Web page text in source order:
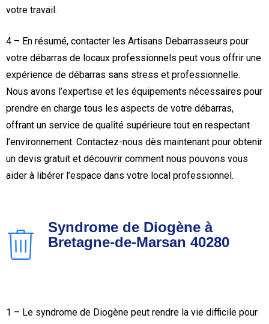
votre travail.
4 – En résumé, contacter les Artisans Debarrasseurs pour
votre débarras de locaux professionnels peut vous offrir une
expérience de débarras sans stress et professionnelle.
Nous avons l’expertise et les équipements nécessaires pour
prendre en charge tous les aspects de votre débarras,
offrant un service de qualité supérieure tout en respectant
l’environnement. Contactez-nous dès maintenant pour obtenir
un devis gratuit et découvrir comment nous pouvons vous
aider à libérer l’espace dans votre local professionnel.
Syndrome de Diogène à
Bretagne-de-Marsan 40280
1 – Le syndrome de Diogène peut rendre la vie difficile pour